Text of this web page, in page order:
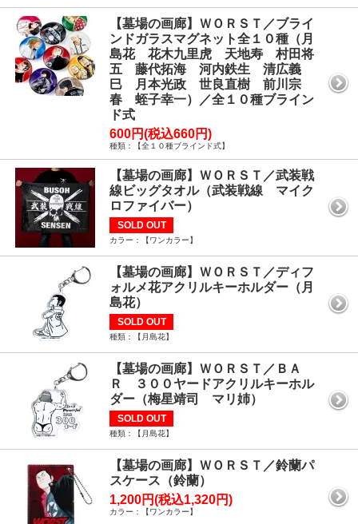
【墓場の画廊】ＷＯＲＳＴ／ブライ
ンドガラスマグネット全１０種（月
島花 花木九里虎 天地寿 村田将
五 藤代拓海 河内鉄生 清広義
巳 月本光政 世良直樹 前川宗
春 蛭子幸一）／全１０種ブライン
ド式
600円(税込660円)
種類：【全１０種ブラインド式】
【墓場の画廊】ＷＯＲＳＴ／武装戦
線ビッグタオル（武装戦線 マイク
ロファイバー）
SOLD OUT
カラー：【ワンカラー】
【墓場の画廊】ＷＯＲＳＴ／ディフ
ォルメ花アクリルキーホルダー（月
島花）
SOLD OUT
種類：【月島花】
【墓場の画廊】ＷＯＲＳＴ／ＢＡ
Ｒ ３００ヤードアクリルキーホル
ダー（梅星靖司 マリ姉）
SOLD OUT
種類：【月島花】
【墓場の画廊】ＷＯＲＳＴ／鈴蘭パ
スケース（鈴蘭）
1,200円(税込1,320円)
カラー：【ワンカラー】